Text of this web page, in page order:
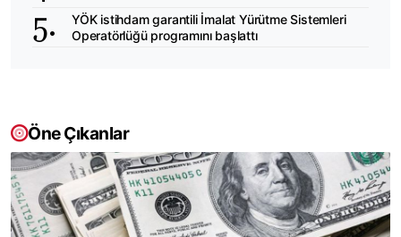
YÖK istihdam garantili İmalat Yürütme Sistemleri
Operatörlüğü programını başlattı
Öne Çıkanlar